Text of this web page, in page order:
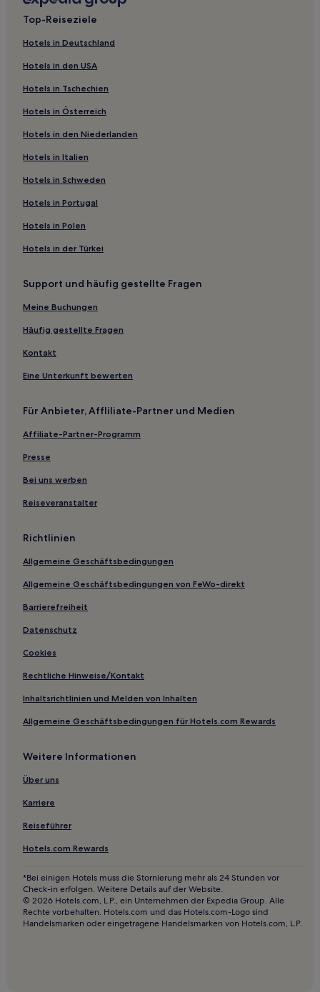
Hotels mit Parkplatz in Efferen
Familien in Altstadt-Süd
Familien in Köln
Boutique- in Köln
Hotels mit inbegriffenem Frühstück in Köln
Familien in Altstadt-Nord
Haustierfreundliche in Simmerath
Haustierfreundliche in Zentrum
Familien in Zentrum
Hotels mit Parkplatz in Hückelhoven
Hotels mit Parkplatz in Landkreis Euskirchen
Hotels mit Parkplatz in Bornheim
Hotels mit Parkplatz in Aachen
Haustierfreundliche in Aachen
Lgbtqia-Freundliche in Aachen
Hotels mit Wellnessbereich in Aachen
Hotels mit inbegriffenem Frühstück in Aachen
Hotels mit Pool in Aachen
Familien in Schleiden
Familien in Hellenthal
Familien in Eifel
Hotels mit Küchenzeile in Eifel
Haustierfreundliche in Blankenheim
Familien in Blankenheim
Hotels mit WLAN in Landkreis Aachen
Hotels mit Parkplatz in Landkreis Aachen
Hotels mit Fitnessbereich nahe Schildergasse
Haustierfreundliche nahe Schildergasse
Hotels mit Küchenzeile in Hürth
Haustierfreundliche in Hürth
Familien in Monschau
Haustierfreundliche in Düren
Hotels mit Küchenzeile in Regierungsbezirk Köln
Familien in Regierungsbezirk Köln
Hotels mit Parkplatz in Regierungsbezirk Köln
Birkesdorf Hotels
Landkreis Düren: Hotels
Buir Hotels
Aachen Hotels
Top-Reiseziele
Hotels in Deutschland
Hotels in den USA
Hotels in Tschechien
Hotels in Österreich
Hotels in den Niederlanden
Hotels in Italien
Hotels in Schweden
Hotels in Portugal
Hotels in Polen
Hotels in der Türkei
Support und häufig gestellte Fragen
Meine Buchungen
Häufig gestellte Fragen
Kontakt
Eine Unterkunft bewerten
Für Anbieter, Affliliate-Partner und Medien
Affiliate-Partner-Programm
Presse
Bei uns werben
Reiseveranstalter
Richtlinien
Allgemeine Geschäftsbedingungen
Allgemeine Geschäftsbedingungen von FeWo-direkt
Barrierefreiheit
Datenschutz
Cookies
Rechtliche Hinweise/Kontakt
Inhaltsrichtlinien und Melden von Inhalten
Allgemeine Geschäftsbedingungen für Hotels.com Rewards
Weitere Informationen
Über uns
Karriere
Reiseführer
Hotels.com Rewards
*Bei einigen Hotels muss die Stornierung mehr als 24 Stunden vor
Check-in erfolgen. Weitere Details auf der Website.
© 2026 Hotels.com, L.P., ein Unternehmen der Expedia Group. Alle
Rechte vorbehalten. Hotels.com und das Hotels.com-Logo sind
Handelsmarken oder eingetragene Handelsmarken von Hotels.com, L.P.